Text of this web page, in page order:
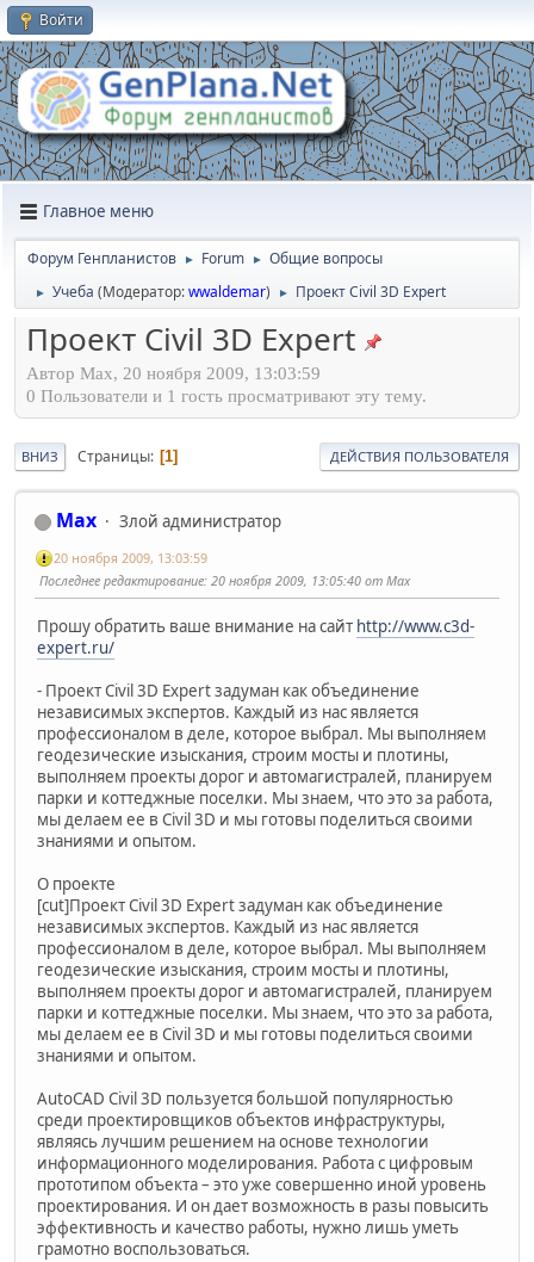
Войти
Главное меню
Форум Генпланистов ► Forum ► Общие вопросы
► Учеба (Модератор:wwaldemar) ► Проект Civil 3D Expert
Проект Civil 3D Expert
Автор Max, 20 ноября 2009, 13:03:59
0 Пользователи и 1 гость просматривают эту тему.
ВНИЗ Страницы 1 ДЕЙСТВИЯ ПОЛЬЗОВАТЕЛЯ
Max Злой администратор
20 ноября 2009, 13:03:59
Последнее редактирование: 20 ноября 2009, 13:05:40 от Max
Прошу обратить ваше внимание на сайт http://www.c3d-
expert.ru/
- Проект Civil 3D Expert задуман как объединение
независимых экспертов. Каждый из нас является
профессионалом в деле, которое выбрал. Мы выполняем
геодезические изыскания, строим мосты и плотины,
выполняем проекты дорог и автомагистралей, планируем
парки и коттеджные поселки. Мы знаем, что это за работа,
мы делаем ее в Civil 3D и мы готовы поделиться своими
знаниями и опытом.
О проекте
[cut]Проект Civil 3D Expert задуман как объединение
независимых экспертов. Каждый из нас является
профессионалом в деле, которое выбрал. Мы выполняем
геодезические изыскания, строим мосты и плотины,
выполняем проекты дорог и автомагистралей, планируем
парки и коттеджные поселки. Мы знаем, что это за работа,
мы делаем ее в Civil 3D и мы готовы поделиться своими
знаниями и опытом.
AutoCAD Civil 3D пользуется большой популярностью
среди проектировщиков объектов инфраструктуры,
являясь лучшим решением на основе технологии
информационного моделирования. Работа с цифровым
прототипом объекта – это уже совершенно иной уровень
проектирования. И он дает возможность в разы повысить
эффективность и качество работы, нужно лишь уметь
грамотно воспользоваться.